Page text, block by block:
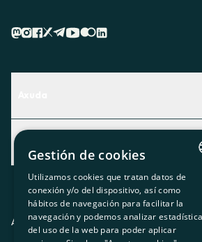
Descubre qué servicio te encaja mejor
Contacto
Actualidad
O recuncho da socia
Prensa
Aviso legalPolítica de privacidadPolítica de
CATALAN
SPANISH
GL
Gestión de cookies
Utilizamos cookies que tratan datos de
conexión y/o del dispositivo, así como
hábitos de navegación para facilitar la
navegación y podemos analizar
del uso de la web para poder aplicar